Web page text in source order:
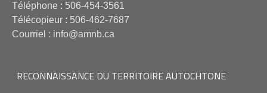
Téléphone : 506-454-3561
Télécopieur : 506-462-7687
Courriel : info@amnb.ca
RECONNAISSANCE DU TERRITOIRE AUTOCHTONE